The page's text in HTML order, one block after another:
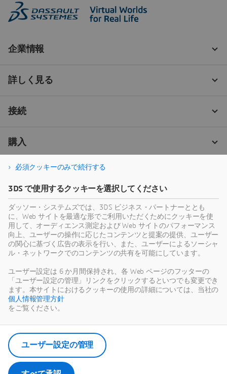
必須クッキーのみで続行する
3DS で使用するクッキーを選択してください
ダッソー・システムズでは、3DS ビジネス・パートナーととも
に、Web サイトを最適な形でご利用いただくためにクッキーを使
用して、オーディエンス測定および Web サイトのパフォーマンス
向上、ユーザーの操作に応じたコンテンツと提案の提供、ユーザー
の関心に基づく広告の表示を行い、また、ユーザーによるソーシャ
ル・ネットワークでのコンテンツの共有を可能にしています。
ユーザー設定は 6 か月間保持され、各 Web ページのフッターの
「ユーザー設定の管理」リンクをクリックするといつでも変更でき
ます。本サイトにおけるクッキーの使用の詳細については、当社の
個人情報管理方針
をご覧ください。
ユーザー設定の管理